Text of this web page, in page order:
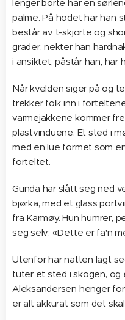
lenger borte har en
palme. På hodet har han
består av t-skjorte og
grader, nekter han
i ansiktet, påstår han, har
Når kvelden siger på og
trekker folk inn i
varmejakkene kommer
plastvinduene. Et sted i
med en lue formet som
forteltet.
Gunda har slått seg ned
bjørka, med et glass
fra Karmøy. Hun humrer,
seg selv: «Dette er fa'n
Utenfor har natten lagt
tuter et sted i skogen, og
Aleksandersen henger
er alt akkurat som det